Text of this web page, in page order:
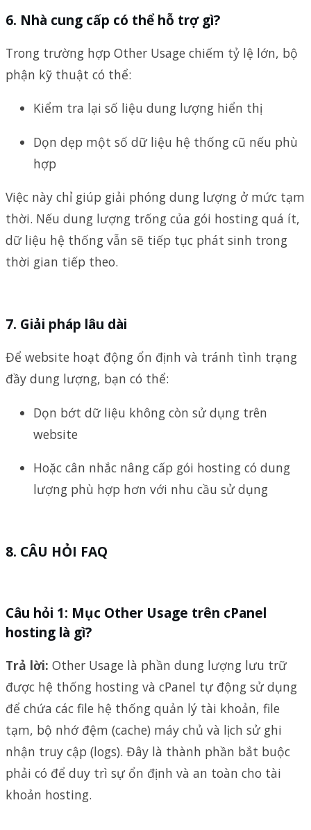
Nhà cung cấp có thể hỗ trợ gì?
Trong trường hợp Other Usage chiếm tỷ lệ lớn, bộ
phận kỹ thuật có thể:
Kiểm tra lại số liệu dung lượng hiển thị
Dọn dẹp một số dữ liệu hệ thống cũ nếu phù
hợp
Việc này chỉ giúp giải phóng dung lượng ở mức tạm
thời. Nếu dung lượng trống của gói hosting quá ít,
dữ liệu hệ thống vẫn sẽ tiếp tục phát sinh trong
thời gian tiếp theo.
Giải pháp lâu dài
Để website hoạt động ổn định và tránh tình trạng
đầy dung lượng, bạn có thể:
Dọn bớt dữ liệu không còn sử dụng trên
website
Hoặc cân nhắc nâng cấp gói hosting có dung
lượng phù hợp hơn với nhu cầu sử dụng
CÂU HỎI FAQ
Câu hỏi 1: Mục Other Usage trên cPanel
hosting là gì?
Trả lời: Other Usage là phần dung lượng lưu trữ
được hệ thống hosting và cPanel tự động sử dụng
để chứa các file hệ thống quản lý tài khoản, file
tạm, bộ nhớ đệm (cache) máy chủ và lịch sử ghi
nhận truy cập (logs). Đây là thành phần bắt buộc
phải có để duy trì sự ổn định và an toàn cho tài
khoản hosting.